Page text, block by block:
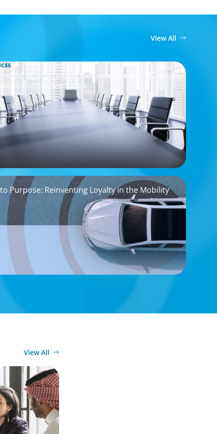
View All
Strengthened: Independent Board Director
Fund Governance
Purpose: Reinventing Loyalty in the Mobility
View All